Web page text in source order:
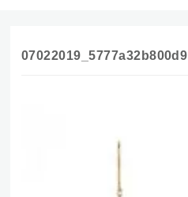
07022019_5777a32b800d9